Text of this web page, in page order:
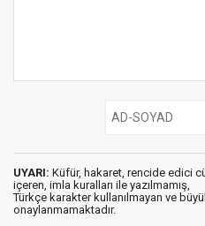
UYARI: Küfür, hakaret, rencide edici
içeren, imla kuralları ile yazılmamış,
Türkçe karakter kullanılmayan ve
onaylanmamaktadır.